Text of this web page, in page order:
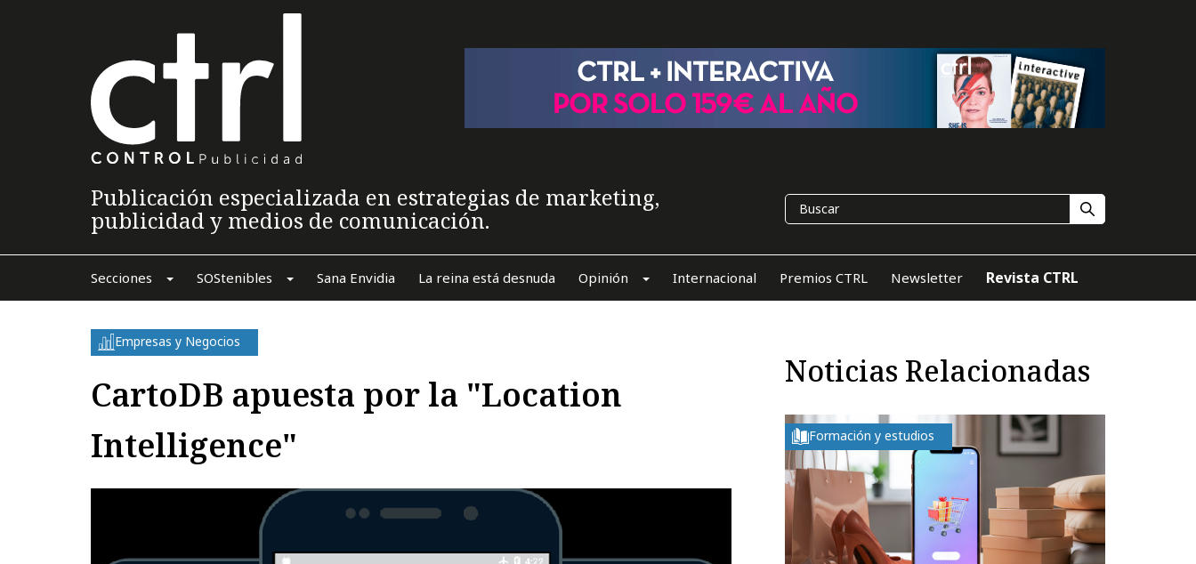
Publicación especializada en estrategias de marketing,
publicidad y medios de comunicación.
Secciones SOStenibles Sana Envidia La reina está desnuda Opinión Internacional Premios CTRL Newsletter Revista CTRL
Empresas y Negocios
CartoDB apuesta por la "Location
Intelligence"
Noticias Relacionadas
Formación y estudios